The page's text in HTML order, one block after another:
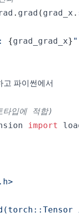
. grad ( grad_x .
{grad_grad_x} "
파이썬에서
입에 적합)
import